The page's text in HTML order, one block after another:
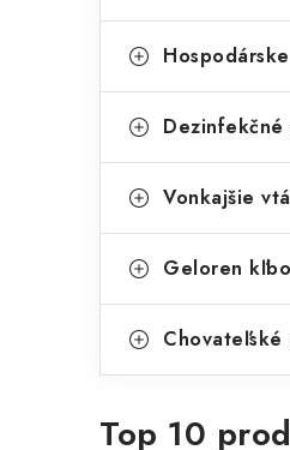
Vonkajšie
Geloren
Top 10